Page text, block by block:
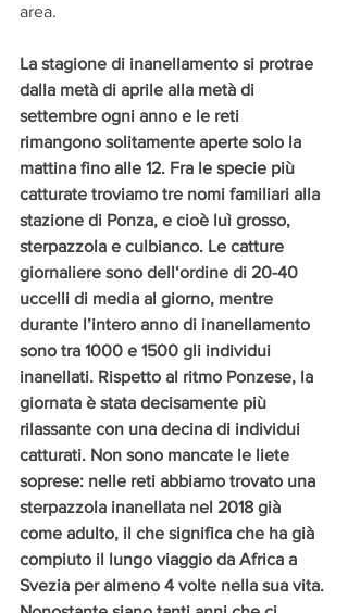
area.
La stagione di inanellamento si protrae
dalla metà di aprile alla metà di
settembre ogni anno e le reti
rimangono solitamente aperte solo la
mattina fino alle 12. Fra le specie più
catturate troviamo tre nomi familiari alla
stazione di Ponza, e cioè luì grosso,
sterpazzola e culbianco. Le catture
giornaliere sono dell‘ordine di 20-40
uccelli di media al giorno, mentre
durante l’intero anno di inanellamento
sono tra 1000 e 1500 gli individui
inanellati. Rispetto al ritmo Ponzese, la
giornata è stata decisamente più
rilassante con una decina di individui
catturati. Non sono mancate le liete
soprese: nelle reti abbiamo trovato una
sterpazzola inanellata nel 2018 già
come adulto, il che significa che ha già
compiuto il lungo viaggio da Africa a
Svezia per almeno 4 volte nella sua vita.